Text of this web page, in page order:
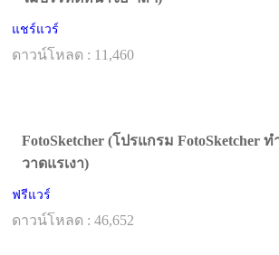
แชร์แวร์
ดาวน์โหลด : 11,460
FotoSketcher (โปรแกรม FotoSketcher
วาดแรเงา)
ฟรีแวร์
ดาวน์โหลด : 46,652